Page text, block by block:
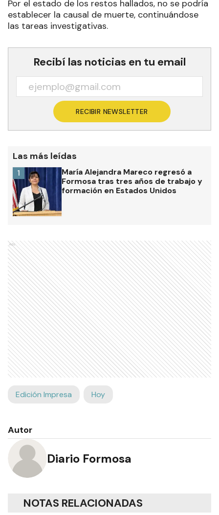
Por el estado de los restos hallados, no se podría
establecer la causal de muerte, continuándose
las tareas investigativas.
Recibí las noticias en tu email
RECIBIR NEWSLETTER
Las más leídas
María Alejandra Mareco regresó a
Formosa tras tres años de trabajo y
formación en Estados Unidos
1
Ads
Edición Impresa Hoy
Autor
Diario Formosa
NOTAS RELACIONADAS